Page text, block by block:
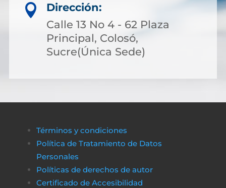

Dirección:
Calle 13 No 4 - 62 Plaza
Principal, Colosó,
Sucre(Única Sede)
Términos y condiciones
Política de Tratamiento de Datos
Personales
Políticas de derechos de autor
Certificado de Accesibilidad